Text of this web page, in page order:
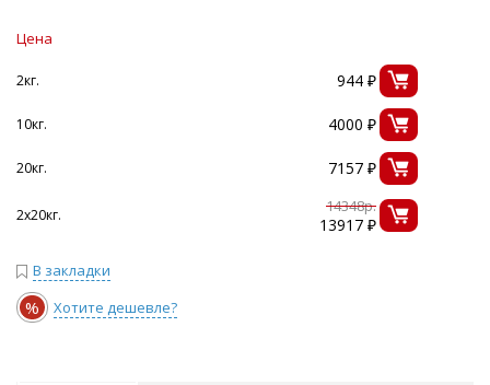
Цена
2кг. 944 ₽
10кг. 4000 ₽
20кг. 7157 ₽
2х20кг. 14348р.
13917 ₽
В закладки
% Хотите дешевле?